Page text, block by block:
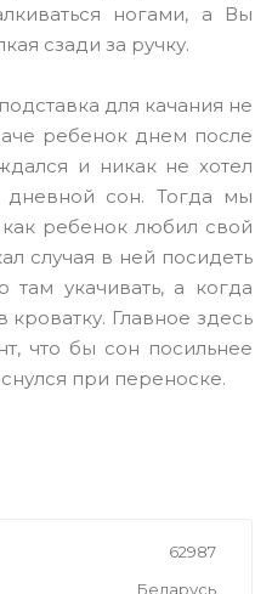
ногами, а Вы
сзади за ручку.
для качания не
ребенок днем после
и никак не хотел
дневной сон. Тогда мы
как ребенок любил свой
случая в ней посидеть
укачивать, а когда
Главное здесь
что бы сон посильнее
при переноске.
62987
Беларусь